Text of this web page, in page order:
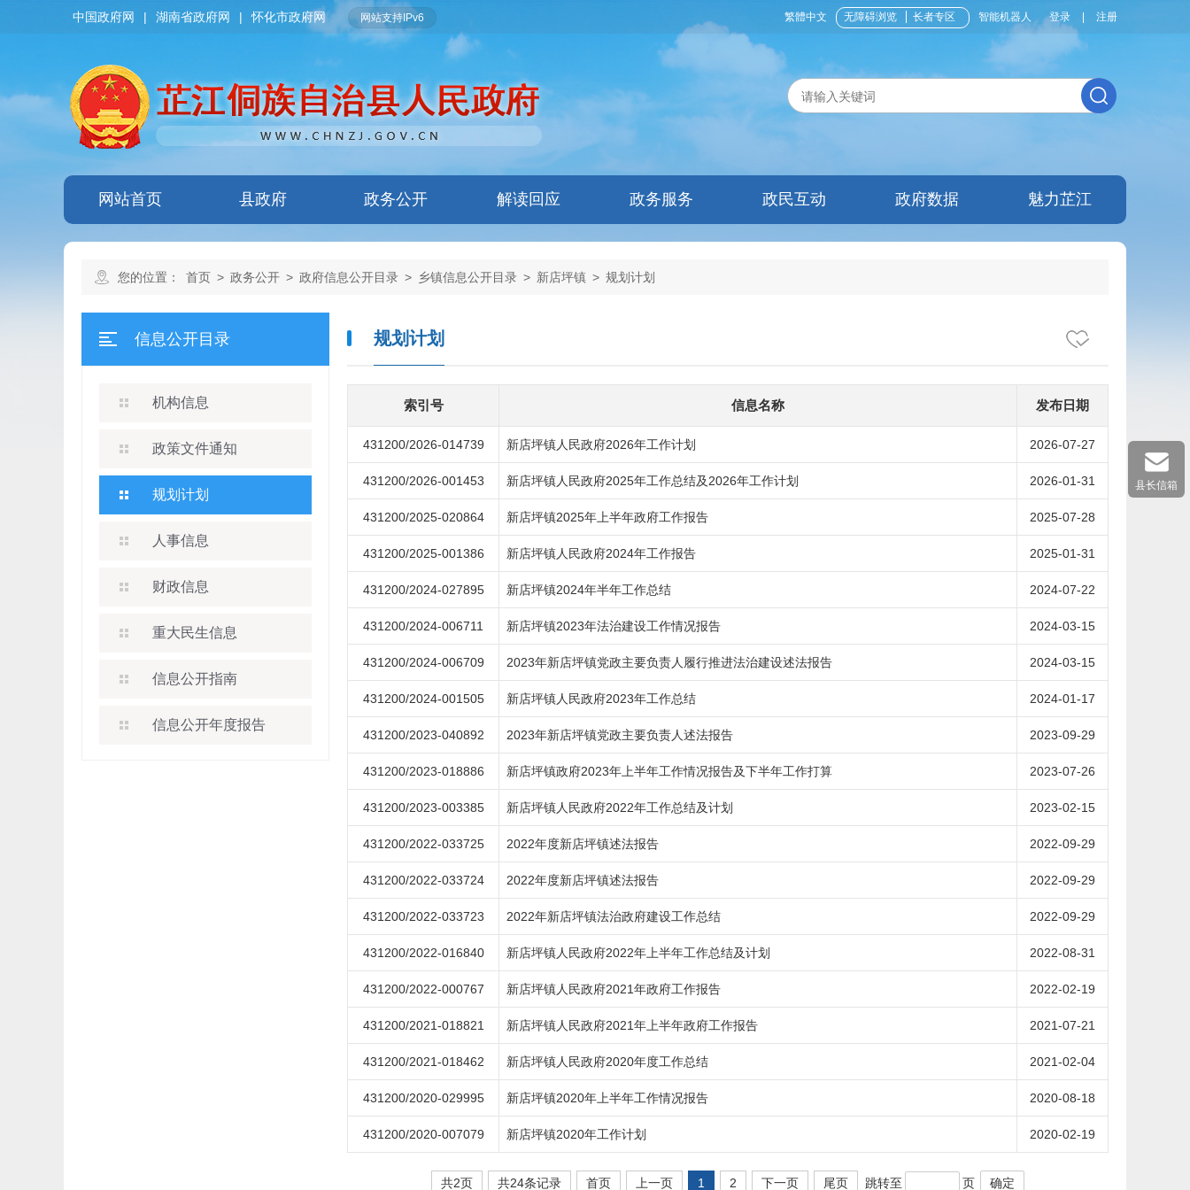
繁體中文 无障碍浏览 长者专区 智能机器人 登录 注册
中国政府网 | 湖南省政府网 | 怀化市政府网 网站支持IPv6
网站首页 县政府 政务公开 解读回应 政务服务 政民互动 政府数据 魅力芷江
您的位置： 首页 > 政务公开 > 政府信息公开目录 > 乡镇信息公开目录 > 新店坪镇 > 规划计划
信息公开目录
机构信息
政策文件通知
规划计划
人事信息
财政信息
重大民生信息
信息公开指南
信息公开年度报告
规划计划
索引号 信息名称 发布日期
431200/2026-014739 新店坪镇人民政府2026年工作计划 2026-07-27
431200/2026-001453 新店坪镇人民政府2025年工作总结及2026年工作计划 2026-01-31
431200/2025-020864 新店坪镇2025年上半年政府工作报告 2025-07-28
431200/2025-001386 新店坪镇人民政府2024年工作报告 2025-01-31
431200/2024-027895 新店坪镇2024年半年工作总结 2024-07-22
431200/2024-006711 新店坪镇2023年法治建设工作情况报告 2024-03-15
431200/2024-006709 2023年新店坪镇党政主要负责人履行推进法治建设述法报告 2024-03-15
431200/2024-001505 新店坪镇人民政府2023年工作总结 2024-01-17
431200/2023-040892 2023年新店坪镇党政主要负责人述法报告 2023-09-29
431200/2023-018886 新店坪镇政府2023年上半年工作情况报告及下半年工作打算 2023-07-26
431200/2023-003385 新店坪镇人民政府2022年工作总结及计划 2023-02-15
431200/2022-033725 2022年度新店坪镇述法报告 2022-09-29
431200/2022-033724 2022年度新店坪镇述法报告 2022-09-29
431200/2022-033723 2022年新店坪镇法治政府建设工作总结 2022-09-29
431200/2022-016840 新店坪镇人民政府2022年上半年工作总结及计划 2022-08-31
431200/2022-000767 新店坪镇人民政府2021年政府工作报告 2022-02-19
431200/2021-018821 新店坪镇人民政府2021年上半年政府工作报告 2021-07-21
431200/2021-018462 新店坪镇人民政府2020年度工作总结 2021-02-04
431200/2020-029995 新店坪镇2020年上半年工作情况报告 2020-08-18
431200/2020-007079 新店坪镇2020年工作计划 2020-02-19
共2页 共24条记录 首页 上一页 1 2 下一页 尾页 跳转至 页 确定
县长信箱